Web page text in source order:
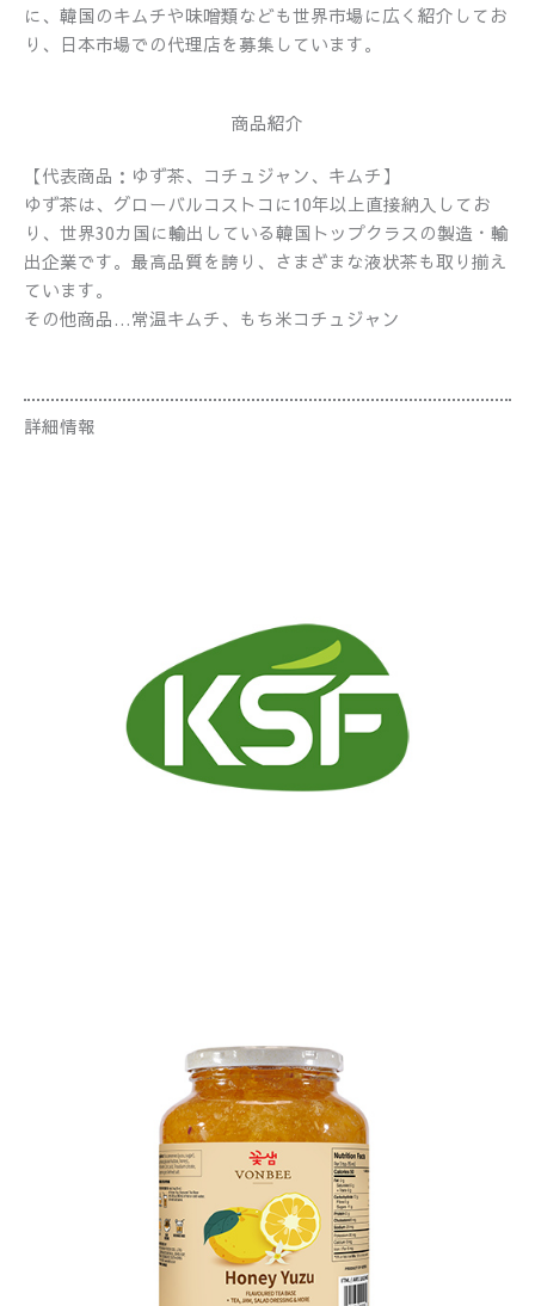
に、韓国のキムチや味噌類なども世界市場に広く紹介してお
り、日本市場での代理店を募集しています。
商品紹介
【代表商品：ゆず茶、コチュジャン、キムチ】
ゆず茶は、グローバルコストコに10年以上直接納入してお
り、世界30カ国に輸出している韓国トップクラスの製造・輸
出企業です。最高品質を誇り、さまざまな液状茶も取り揃え
ています。
その他商品…常温キムチ、もち米コチュジャン
詳細情報